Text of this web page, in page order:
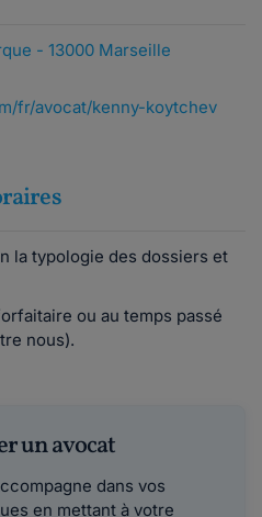
- 13000 Marseille
fr/avocat/kenny-koytchev
la typologie des dossiers et
ou au temps passé
nous).
un avocat
dans vos
en mettant à votre